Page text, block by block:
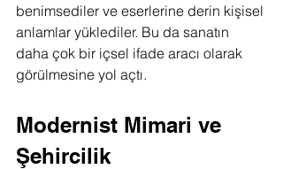
benimsediler ve eserlerine derin kişisel
anlamlar yüklediler. Bu da sanatın
daha çok bir içsel ifade aracı olarak
görülmesine yol açtı.
Modernist Mimari ve
Şehircilik